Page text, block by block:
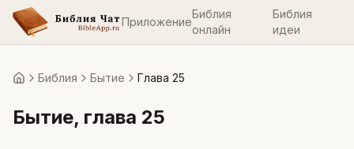
Приложение
Библия
онлайн
Библия
идеи
ГлавнаяБиблия Бытие Глава 25
Бытие, глава 25